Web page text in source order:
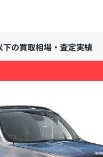
の買取相場・査定実績